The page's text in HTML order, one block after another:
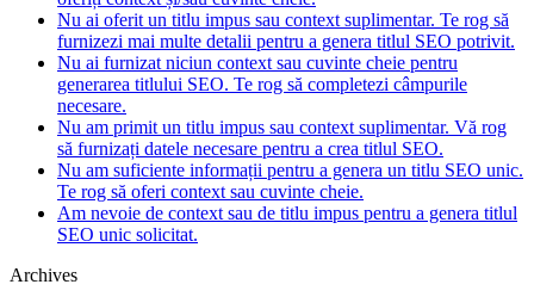
Nu ai oferit un titlu impus sau context suplimentar. Te rog să
furnizezi mai multe detalii pentru a genera titlul SEO potrivit.
Nu ai furnizat niciun context sau cuvinte cheie pentru
generarea titlului SEO. Te rog să completezi câmpurile
necesare.
Nu am primit un titlu impus sau context suplimentar. Vă rog
să furnizați datele necesare pentru a crea titlul SEO.
Nu am suficiente informații pentru a genera un titlu SEO unic.
Te rog să oferi context sau cuvinte cheie.
Am nevoie de context sau de titlu impus pentru a genera titlul
SEO unic solicitat.
Archives